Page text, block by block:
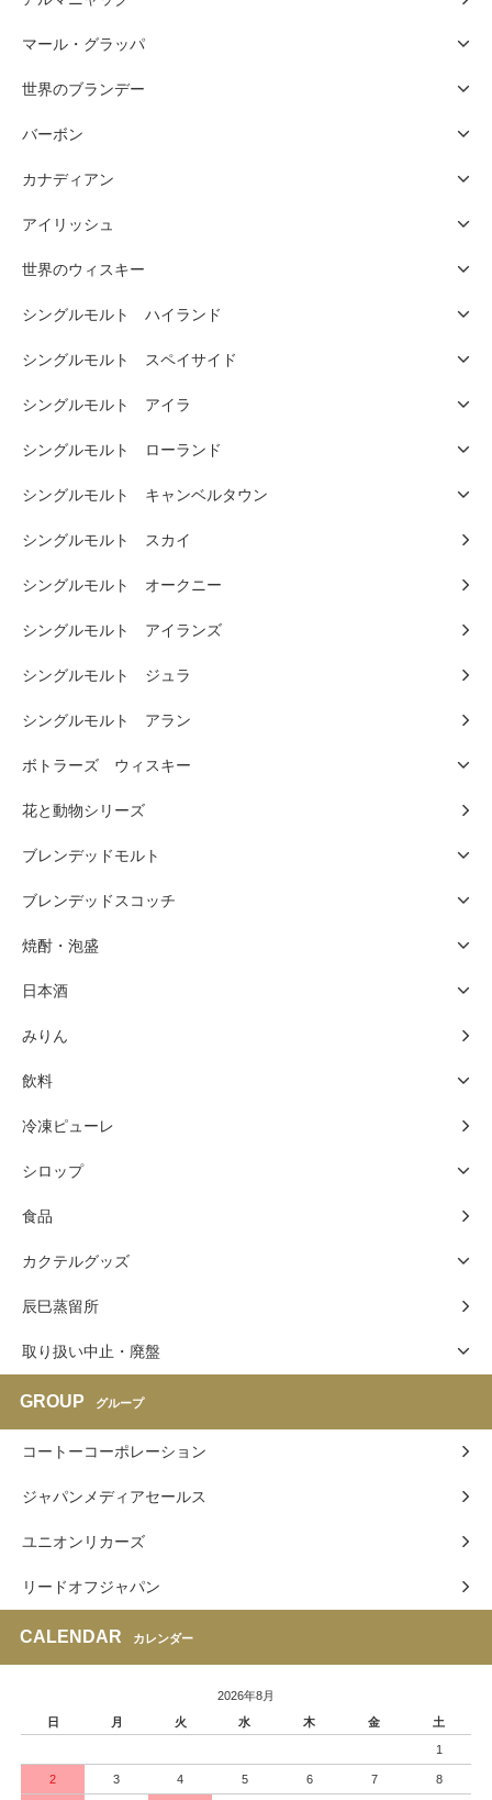
マール・グラッパ
世界のブランデー
バーボン
カナディアン
アイリッシュ
世界のウィスキー
シングルモルト ハイランド
シングルモルト スペイサイド
シングルモルト アイラ
シングルモルト ローランド
シングルモルト キャンベルタウン
シングルモルト スカイ
シングルモルト オークニー
シングルモルト アイランズ
シングルモルト ジュラ
シングルモルト アラン
ボトラーズ ウィスキー
花と動物シリーズ
ブレンデッドモルト
ブレンデッドスコッチ
焼酎・泡盛
日本酒
みりん
飲料
冷凍ピューレ
シロップ
食品
カクテルグッズ
辰巳蒸留所
取り扱い中止・廃盤
GROUP グループ
コートーコーポレーション
ジャパンメディアセールス
ユニオンリカーズ
リードオフジャパン
CALENDAR カレンダー
2026年8月
日
月 火 水 木 金 土
1
2 3 4 5 6 7 8